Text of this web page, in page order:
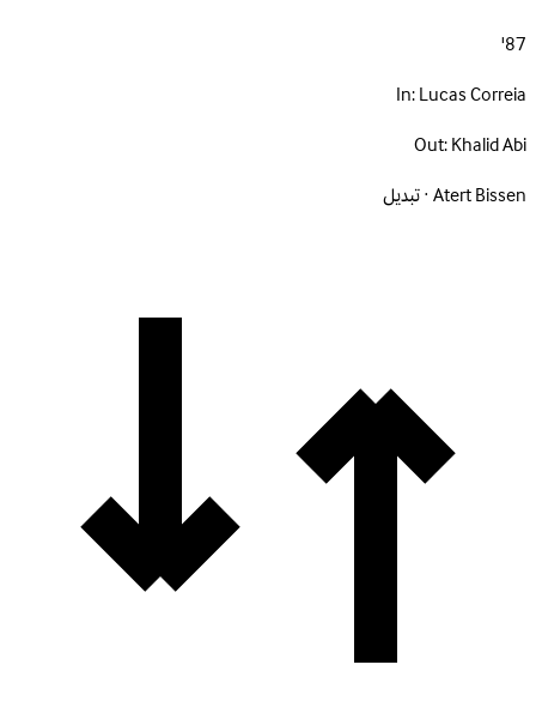
87'
In:Lucas Correia
Out:Khalid Abi
Atert Bissen · تبديل